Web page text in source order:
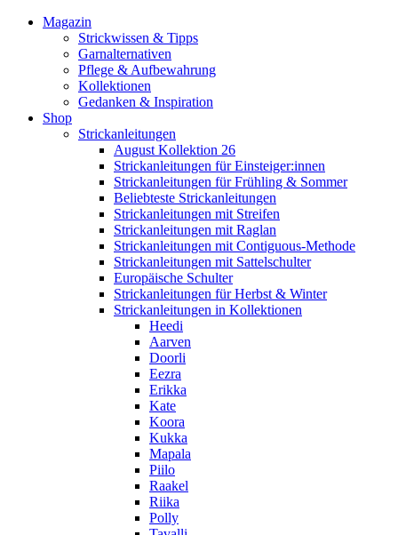
Magazin
Strickwissen & Tipps
Garnalternativen
Pflege & Aufbewahrung
Kollektionen
Gedanken & Inspiration
Shop
Strickanleitungen
August Kollektion 26
Strickanleitungen für Einsteiger:innen
Strickanleitungen für Frühling & Sommer
Beliebteste Strickanleitungen
Strickanleitungen mit Streifen
Strickanleitungen mit Raglan
Strickanleitungen mit Contiguous-Methode
Strickanleitungen mit Sattelschulter
Europäische Schulter
Strickanleitungen für Herbst & Winter
Strickanleitungen in Kollektionen
Heedi
Aarven
Doorli
Eezra
Erikka
Kate
Koora
Kukka
Mapala
Piilo
Raakel
Riika
Polly